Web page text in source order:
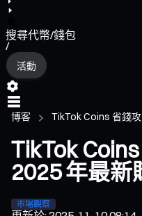
搜尋代幣/錢包
/
活動
博客 TikTok Coins 省錢
TikTok
2025 年最新
市場觀察